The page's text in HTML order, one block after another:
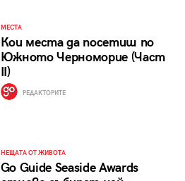
МЕСТА
Кои места да посетиш по
Южното Черноморие (Част
II)
РЕДАКТОРИТЕ
НЕЩАТА ОТ ЖИВОТА
Go Guide Seaside Awards